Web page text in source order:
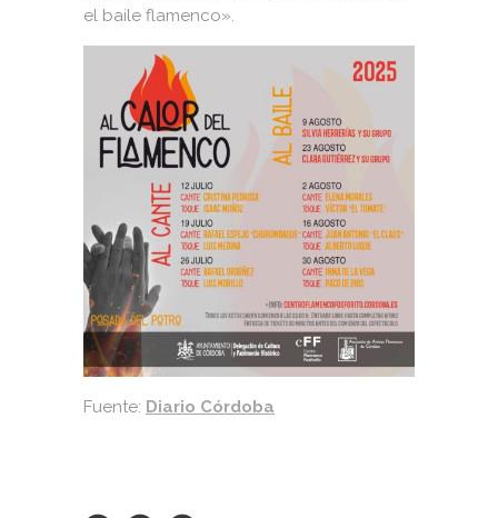
el baile flamenco».
Fuente: Diario Córdoba